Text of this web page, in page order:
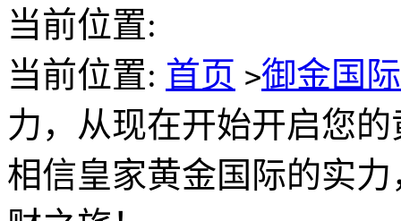
当前位置:
当前位置: 首页 >御金国
力，从现在开始开启您
相信皇家黄金国际的实